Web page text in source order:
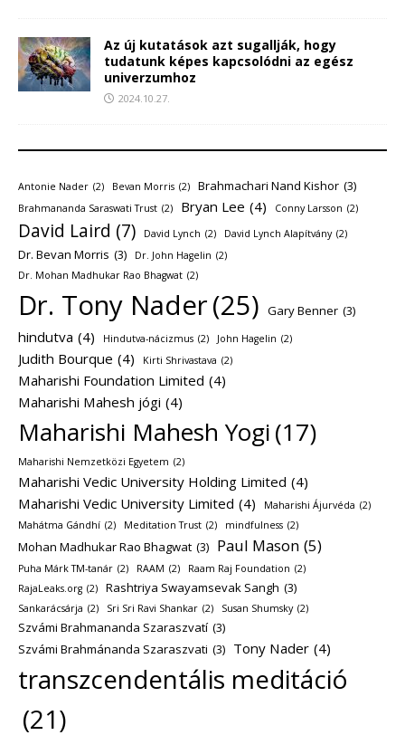
Az új kutatások azt sugallják, hogy
tudatunk képes kapcsolódni az egész
univerzumhoz
2024.10.27.
Antonie Nader (2) Bevan Morris (2) Brahmachari Nand Kishor (3)
Brahmananda Saraswati Trust (2) Bryan Lee (4) Conny Larsson (2)
David Laird (7) David Lynch (2) David Lynch Alapítvány (2)
Dr. Bevan Morris (3) Dr. John Hagelin (2)
Dr. Mohan Madhukar Rao Bhagwat (2)
Dr. Tony Nader(25) Gary Benner (3)
hindutva (4) Hindutva-nácizmus (2) John Hagelin (2)
Judith Bourque (4) Kirti Shrivastava (2)
Maharishi Foundation Limited (4)
Maharishi Mahesh jógi (4)
Maharishi Mahesh Yogi(17)
Maharishi Nemzetközi Egyetem (2)
Maharishi Vedic University Holding Limited (4)
Maharishi Vedic University Limited (4) Maharishi Ájurvéda (2)
Mahátma Gándhí (2) Meditation Trust (2) mindfulness (2)
Mohan Madhukar Rao Bhagwat (3) Paul Mason (5)
Puha Márk TM-tanár (2) RAAM (2) Raam Raj Foundation (2)
RajaLeaks.org (2) Rashtriya Swayamsevak Sangh (3)
Sankarácsárja (2) Sri Sri Ravi Shankar (2) Susan Shumsky (2)
Szvámi Brahmananda Szaraszvatí (3)
Szvámi Brahmánanda Szaraszvati (3) Tony Nader (4)
transzcendentális meditáció
(21)